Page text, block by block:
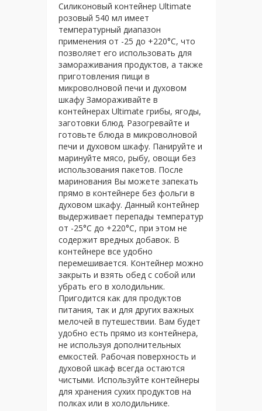
Силиконовый контейнер Ultimate
розовый 540 мл имеет
температурный диапазон
применения от -25 до +220°C, что
позволяет его использовать для
замораживания продуктов, а также
приготовления пищи в
микроволновой печи и духовом
шкафу Замораживайте в
контейнерах Ultimate грибы, ягоды,
заготовки блюд. Разогревайте и
готовьте блюда в микроволновой
печи и духовом шкафу. Панируйте и
маринуйте мясо, рыбу, овощи без
использования пакетов. После
маринования Вы можете запекать
прямо в контейнере без фольги в
духовом шкафу. Данный контейнер
выдерживает перепады температур
от -25°C до +220°C, при этом не
содержит вредных добавок. В
контейнере все удобно
перемешивается. Контейнер можно
закрыть и взять обед с собой или
убрать его в холодильник.
Пригодится как для продуктов
питания, так и для других важных
мелочей в путешествии. Вам будет
удобно есть прямо из контейнера,
не используя дополнительных
емкостей. Рабочая поверхность и
духовой шкаф всегда остаются
чистыми. Используйте контейнеры
для хранения сухих продуктов на
полках или в холодильнике.